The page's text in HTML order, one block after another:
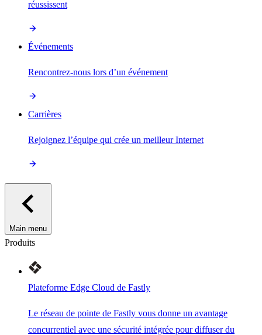
réussissent
Événements
Rencontrez-nous lors d’un événement
Carrières
Rejoignez l’équipe qui crée un meilleur Internet
Main menu
Produits
Plateforme Edge Cloud de Fastly
Le réseau de pointe de Fastly vous donne un avantage
concurrentiel avec une sécurité intégrée pour diffuser du